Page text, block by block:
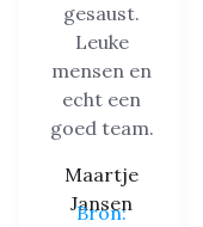
gesaust.
Leuke
mensen en
echt een
goed team.
Maartje
Jansen
Bron: